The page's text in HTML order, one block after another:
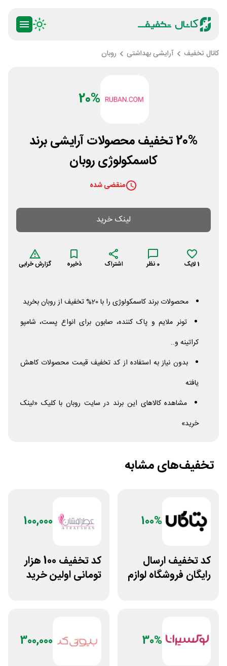
کانال تخفیف آرایشی بهداشتی روبان
20%
20% تخفیف محصولات آرایشی برند
کاسمکولوژی روبان
منقضی شده
لینک خرید
1لایک 0 نظر اشتراک ذخیره گزارش خرابی
محصولات برند کاسمکولوژی را با 20% تخفیف از روبان بخرید
تونر ملایم و پاک کننده، صابون برای انواع پست، شامپو
کراتینه و..
بدون نیاز به استفاده از کد تخفیف قیمت محصولات کاهش
یافته
مشاهده کالاهای این برند در سایت روبان با کلیک «لینک
خرید»
تخفیف‌های مشابه
100%
کد تخفیف ارسال
رایگان فروشگاه لوازم
100,000
کد تخفیف 100 هزار
تومانی اولین خرید
30%
300,000